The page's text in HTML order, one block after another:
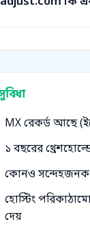
MX রেকর্ড আছে
১ বছরের
কোনও সন্দেহজনক
হোস্টিং
দেয়